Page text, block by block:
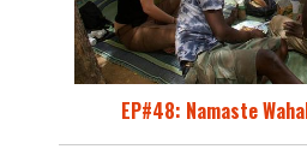
EP#48: Namaste